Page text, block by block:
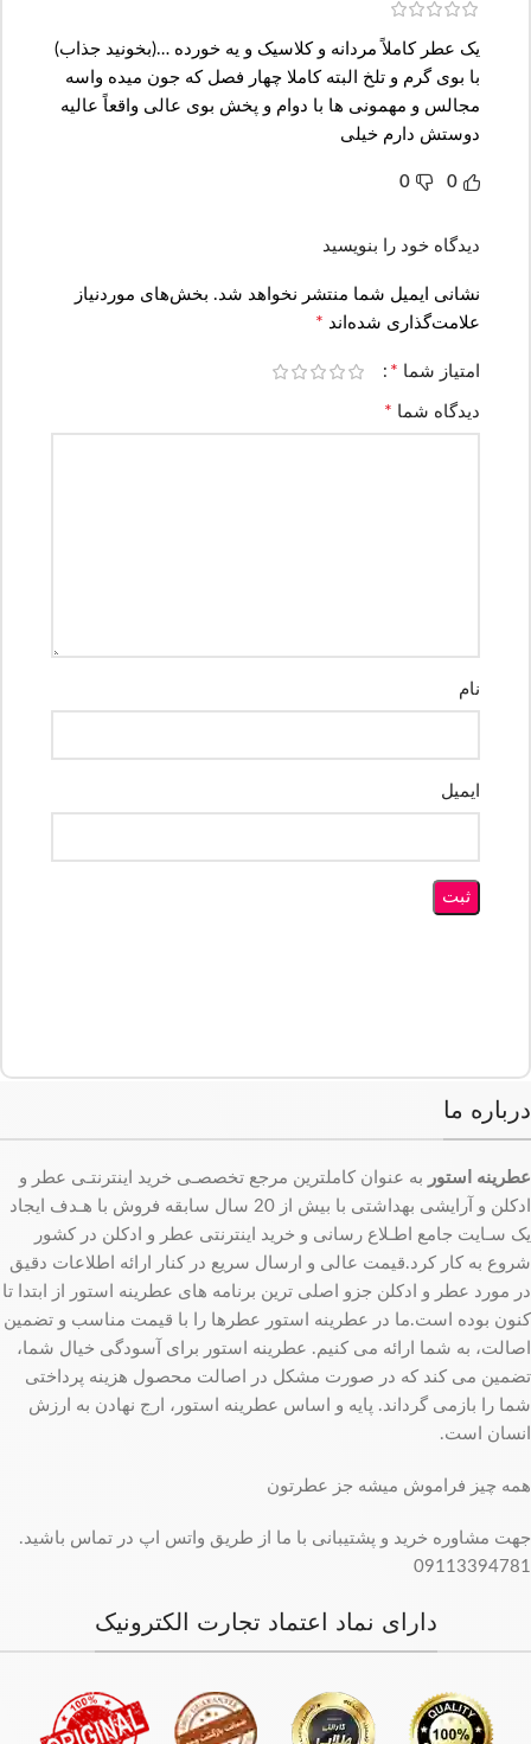
یک عطر کاملاً مردانه و کلاسیک و یه خورده …(بخونید جذاب)
با بوی گرم و تلخ البته کاملا چهار فصل که جون میده واسه
مجالس و مهمونی ها با دوام و پخش بوی عالی واقعاً عالیه
دوستش دارم خیلی
0
0
دیدگاه خود را بنویسید
نشانی ایمیل شما منتشر نخواهد شد. بخش‌های موردنیاز
علامت‌گذاری شده‌اند *
امتیاز شما *
دیدگاه شما *
نام
ایمیل
درباره ما
عطرینه استور به عنوان کاملترین مرجع تخصصـی خرید اینترنتـی عطر و
ادکلن و آرایشی بهداشتی با بیش از 20 سال سابقه فروش با هـدف ایجاد
یک سـایت جامع اطـلاع رسانی و خرید اینترنتی عطر و ادکلن در کشور
شروع به کار کرد.قیمت عالی و ارسال سریع در کنار ارائه اطلاعات دقیق
در مورد عطر و ادکلن جزو اصلی ترین برنامه های عطرینه استور از ابتدا تا
کنون بوده است.ما در عطرینه استور عطرها را با قیمت مناسب و تضمین
اصالت، به شما ارائه می کنیم. عطرینه استور برای آسودگی خیال شما،
تضمین می کند که در صورت مشکل در اصالت محصول هزینه پرداختی
شما را بازمی گرداند. پایه و اساس عطرینه استور، ارج نهادن به ارزش
انسان است.
همه چیز فراموش میشه جز عطرتون
جهت مشاوره خرید و پشتیبانی با ما از طریق واتس اپ در تماس باشید.
09113394781
دارای نماد اعتماد تجارت الکترونیک